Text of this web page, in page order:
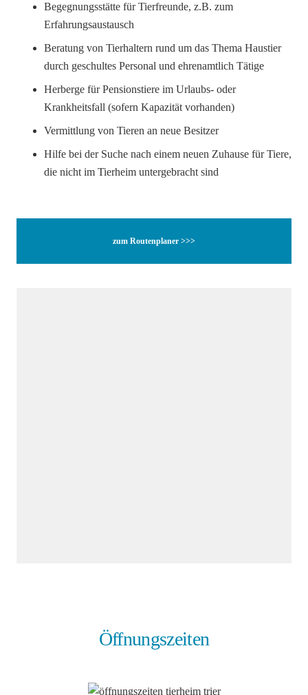
Begegnungsstätte für Tierfreunde, z.B. zum
Erfahrungsaustausch
Beratung von Tierhaltern rund um das Thema Haustier
durch geschultes Personal und ehrenamtlich Tätige
Herberge für Pensionstiere im Urlaubs- oder
Krankheitsfall (sofern Kapazität vorhanden)
Vermittlung von Tieren an neue Besitzer
Hilfe bei der Suche nach einem neuen Zuhause für Tiere,
die nicht im Tierheim untergebracht sind
zum Routenplaner >>>
Öffnungszeiten